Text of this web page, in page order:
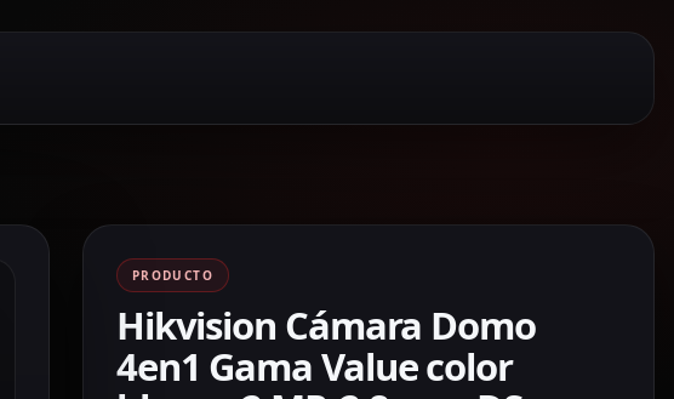
PRODUCTO
Hikvision Cámara Domo
4en1 Gama Value color